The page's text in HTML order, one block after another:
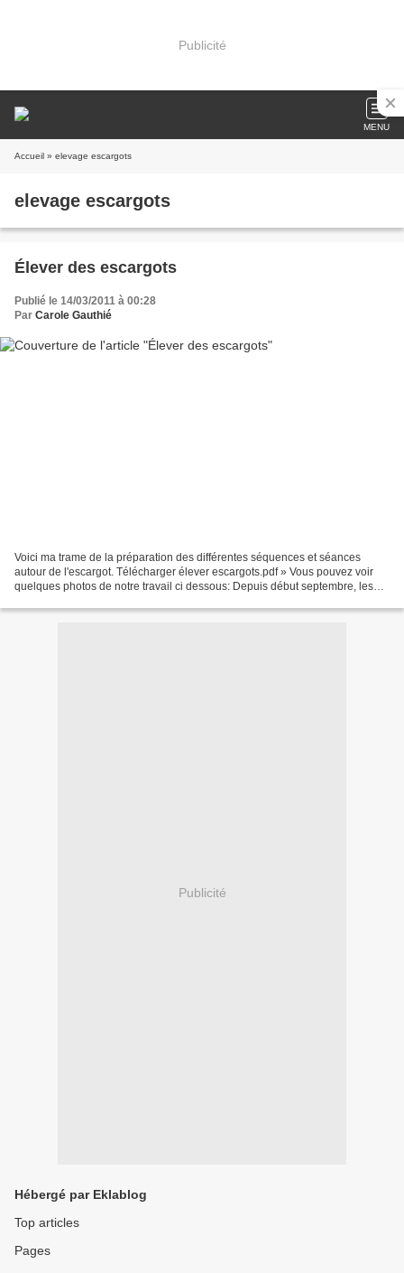
Publicité
MENU
Accueil » elevage escargots
elevage escargots
Élever des escargots
Publié le 14/03/2011 à 00:28
Par Carole Gauthié
Voici ma trame de la préparation des différentes séquences et séances
autour de l'escargot. Télécharger élever escargots.pdf » Vous pouvez voir
quelques photos de notre travail ci dessous: Depuis début septembre, les
Publicité
Hébergé par Eklablog
Top articles
Pages